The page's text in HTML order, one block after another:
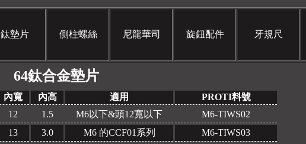
鈦墊片 側柱螺絲 尼龍華司 旋鈕配件 牙規尺
64鈦合金墊片
內寬 內高 適用
PROTI料號
12 1.5 M6以下&頭12寬以下
M6-TIWS02
13 3.0 M6 的CCF01系列
M6-TIWS03